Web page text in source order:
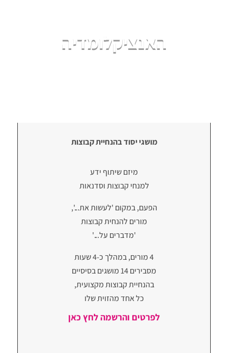
האנציקלומדיה
מושגי יסוד בהנחיית קבוצות
מיזם שיתוף ידע
למנחי קבוצות וסדנאות
הפעם, במקום 'לעשות את...',
מורים להנחית קבוצות
'מדברים על...'
4 מורים, במהלך כ-4 שעות
מסבירים 14 מושגים בסיסיים
בהנחיית קבוצות מקצועית,
כל אחד מהזוית שלו
לפרטים והרשמה לחץ כאן